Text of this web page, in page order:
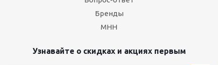
Бренды
МНН
Узнавайте о скидках и акциях первым